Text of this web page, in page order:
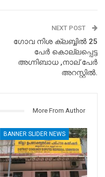
NEXT POST
ഗോവ നിശ ക്ലബ്ബിൽ 25
പേർ കൊല്ലപ്പെട്ട
അഗ്നിബാധ ,നാല് പേർ
അറസ്റ്റിൽ.
More From Author
BANNER SLIDER NEWS